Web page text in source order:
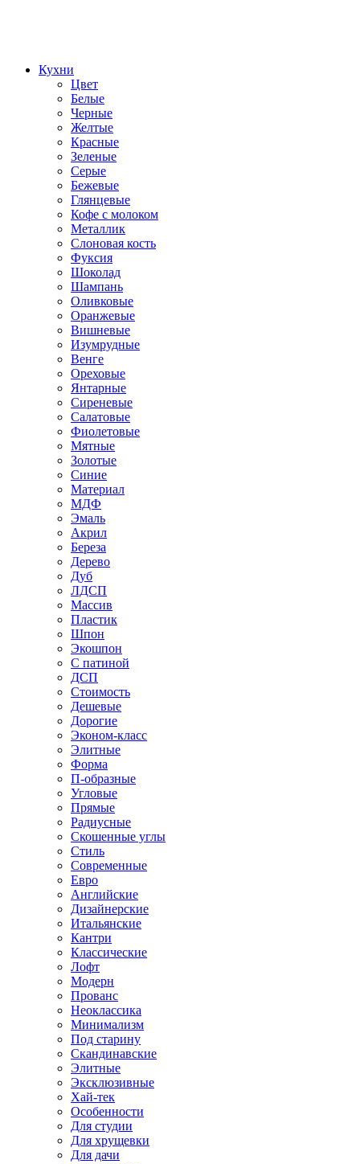
Кухни
Цвет
Белые
Черные
Желтые
Красные
Зеленые
Серые
Бежевые
Глянцевые
Кофе с молоком
Металлик
Слоновая кость
Фуксия
Шоколад
Шампань
Оливковые
Оранжевые
Вишневые
Изумрудные
Венге
Ореховые
Янтарные
Сиреневые
Салатовые
Фиолетовые
Мятные
Золотые
Синие
Материал
МДФ
Эмаль
Акрил
Береза
Дерево
Дуб
ЛДСП
Массив
Пластик
Шпон
Экошпон
С патиной
ДСП
Стоимость
Дешевые
Дорогие
Эконом-класс
Элитные
Форма
П-образные
Угловые
Прямые
Радиусные
Скошенные углы
Стиль
Современные
Евро
Английские
Дизайнерские
Итальянские
Кантри
Классические
Лофт
Модерн
Прованс
Неоклассика
Минимализм
Под старину
Скандинавские
Элитные
Эксклюзивные
Хай-тек
Особенности
Для студии
Для хрущевки
Для дачи